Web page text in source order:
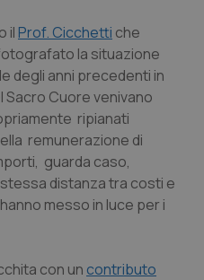
ilProf. Cicchetti che
la situazione
degli anni precedenti in
Sacro Cuore venivano
ripianati
remunerazione di
guarda caso,
distanza tra costi e
hanno messo in luce per i
con un contributo